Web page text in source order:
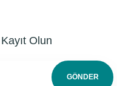
Olun
GÖNDER